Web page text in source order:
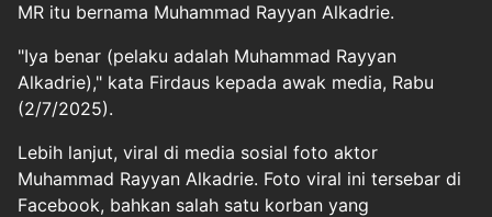
MR itu bernama Muhammad Rayyan Alkadrie.
"Iya benar (pelaku adalah Muhammad Rayyan
Alkadrie)," kata Firdaus kepada awak media, Rabu
(2/7/2025).
Lebih lanjut, viral di media sosial foto aktor
Muhammad Rayyan Alkadrie. Foto viral ini tersebar di
Facebook, bahkan salah satu korban yang